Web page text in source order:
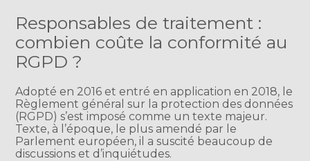
Responsables de traitement :
combien coûte la conformité au
RGPD ?
Adopté en 2016 et entré en application en 2018, le
Règlement général sur la protection des données
(RGPD) s’est imposé comme un texte majeur.
Texte, à l’époque, le plus amendé par le
Parlement européen, il a suscité beaucoup de
discussions et d’inquiétudes.